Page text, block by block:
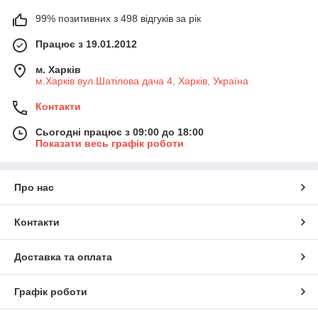
99% позитивних з 498 відгуків за рік
Працює з 19.01.2012
м. Харків
м.Харків вул.Шатілова дача 4, Харків, Україна
Контакти
Сьогодні працює з 09:00 до 18:00
Показати весь графік роботи
Про нас
Контакти
Доставка та оплата
Графік роботи